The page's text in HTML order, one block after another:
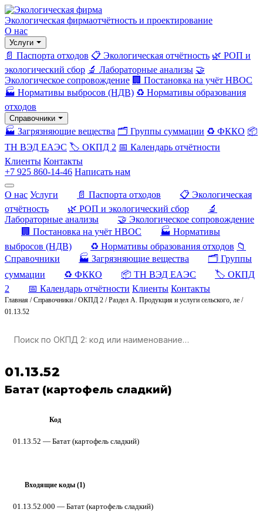
Экологическая фирмаотчётность и проектирование
О нас
Услуги
📄 Паспорта отходов 📋 Экологическая отчётность 🌿 РОП и
экологический сбор 🔬 Лабораторные анализы 🤝
Экологическое сопровождение 🏢 Постановка на учёт НВОС
🏭 Нормативы выбросов (НДВ) ♻️ Нормативы образования
отходов
Справочники
🏭 Загрязняющие вещества 🗂️ Группы суммации ♻️ ФККО 📦
ТН ВЭД ЕАЭС 🏷️ ОКПД 2 📅 Календарь отчётности
Клиенты Контакты
+7 925 860-14-46 Написать нам
О нас Услуги 📄 Паспорта отходов
📋 Экологическая
отчётность
🌿 РОП и экологический сбор
🔬
Лабораторные анализы
🤝 Экологическое сопровождение
🏢 Постановка на учёт НВОС
🏭 Нормативы
выбросов (НДВ)
♻️ Нормативы образования отходов 📁
Справочники
🏭 Загрязняющие вещества
🗂️ Группы
суммации
♻️ ФККО 📦 ТН ВЭД ЕАЭС
🏷️ ОКПД
2
📅 Календарь отчётности Клиенты Контакты
Главная /Справочники /ОКПД 2 /Раздел A. Продукция и услуги сельского, ле /
01.13.52
01.13.52
Батат (картофель сладкий)
Код
01.13.52 — Батат (картофель сладкий)
Входящие коды (1)
01.13.52.000 — Батат (картофель сладкий)